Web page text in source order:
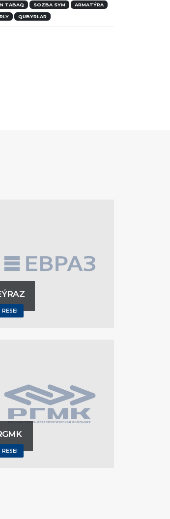
TABAQ SOZBA SYM ARMATÝRA
QUBYRLAR
RESEI
RESEI